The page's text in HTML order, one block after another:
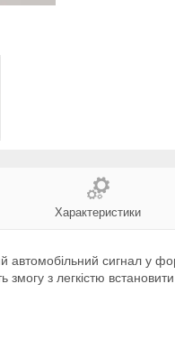
Характеристики
сигнал у
змогу з легкістю